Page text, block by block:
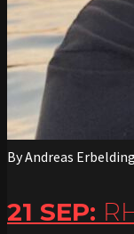
By Andreas Erbelding
21 SEP: